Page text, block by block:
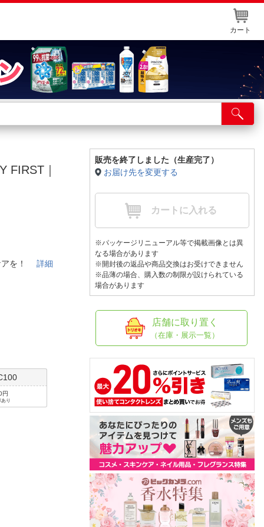
カート
舗サービス
ト取り置き
舗情報・店舗一覧
窓口
FIRST｜
ケアを！詳細
円
あり
販売を終了しました（生産完了）
お届け先を変更する
カートに入れる
※パッケージリニューアル等で掲載画像とは異
なる場合があります
※開封後の返品や商品交換はお受けできません
※品薄の場合、購入数の制限が設けられている
場合があります
店舗に取り置く
（在庫・展示一覧）